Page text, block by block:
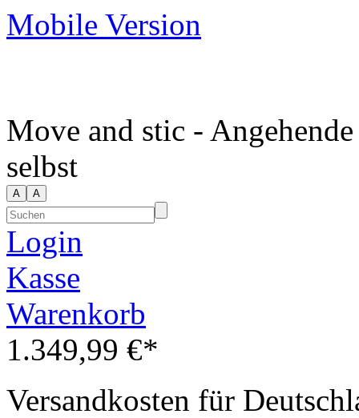
Mobile Version
Move and stic -
selbst
Login
Kasse
Warenkorb
1.349,99 €*